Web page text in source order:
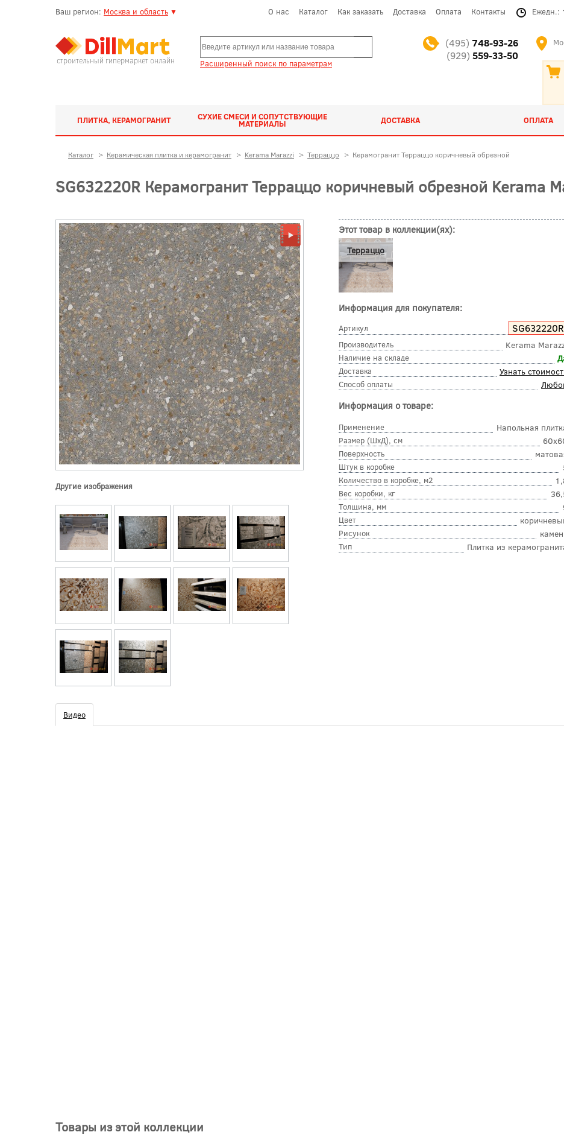
Ваш регион: Москва и область ▼ О нас Каталог Как заказать Доставка Оплата Контакты Ежедн.:
строительный гипермаркет онлайн Расширенный поиск по параметрам
(495) 748-93-26
(929) 559-33-50
ПЛИТКА, КЕРАМОГРАНИТ СУХИЕ СМЕСИ И СОПУТСТВУЮЩИЕ
МАТЕРИАЛЫ ДОСТАВКА ОПЛАТА
Каталог > Керамическая плитка и керамогранит > Kerama Marazzi > Терраццо > Керамогранит Терраццо коричневый обрезной
SG632220R Керамогранит Терраццо коричневый обрезной Kerama
Другие изображения
Этот товар в коллекции(ях):
Терраццо
Информация для покупателя:
Артикул SG632220R
Производитель Kerama
Наличие на складе
Доставка Узнать
Способ оплаты
Информация о товаре:
Применение Напольная
Размер (ШхД), см
Поверхность
Штук в коробке
Количество в коробке, м2
Вес коробки, кг
Толщина, мм
Цвет
Рисунок
Тип Плитка из
Видео
Товары из этой коллекции